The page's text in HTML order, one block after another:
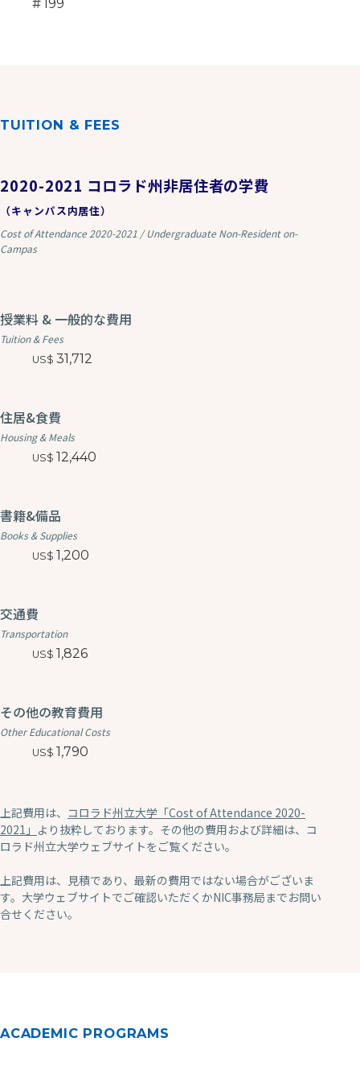
199
TUITION & FEES
2020-2021 コロラド州非居住者の学費
（キャンパス内居住）
Cost of Attendance 2020-2021 / Undergraduate Non-Resident on-
Campas
授業料 & 一般的な費用
Tuition & Fees
31,712
住居&食費
Housing & Meals
12,440
書籍&備品
Books & Supplies
1,200
交通費
Transportation
1,826
その他の教育費用
Other Educational Costs
1,790
上記費用は、 コロラド州立大学「Cost of Attendance 2020-
2021」 より抜粋しております。その他の費用および詳細は、コ
ロラド州立大学ウェブサイトをご覧ください。
上記費用は、見積であり、最新の費用ではない場合がございま
す。大学ウェブサイトでご確認いただくかNIC事務局までお問い
合せください。
ACADEMIC PROGRAMS